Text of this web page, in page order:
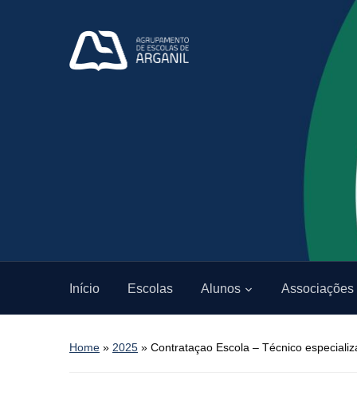
Início Escolas Alunos Associações
Home » 2025 » Contrataçao Escola – Técnico